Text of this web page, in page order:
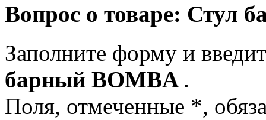
Вопрос о товаре: Стул
Заполните форму и
барный BOMBA .
Поля, отмеченные *,